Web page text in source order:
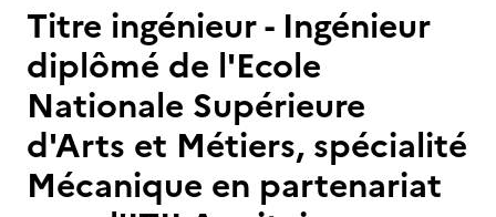
Titre ingénieur - Ingénieur
diplômé de l'Ecole
Nationale Supérieure
d'Arts et Métiers, spécialité
Mécanique en partenariat